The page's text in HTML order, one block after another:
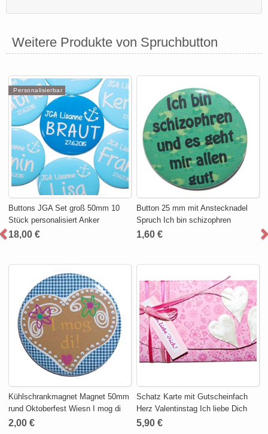
Weitere Produkte von Spruchbutton
Personalisierbar
Buttons JGA Set groß 50mm 10
Stück personalisiert Anker
18,00 €
Button 25 mm mit Anstecknadel
Spruch Ich bin schizophren
1,60 €
Kühlschrankmagnet Magnet 50mm
rund Oktoberfest Wiesn I mog di
2,00 €
Schatz Karte mit Gutscheinfach
Herz Valentinstag Ich liebe Dich
5,90 €